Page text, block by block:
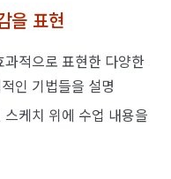
을 표현
적으로 표현한 다양한
인 기법들을 설명
케치 위에 수업 내용을